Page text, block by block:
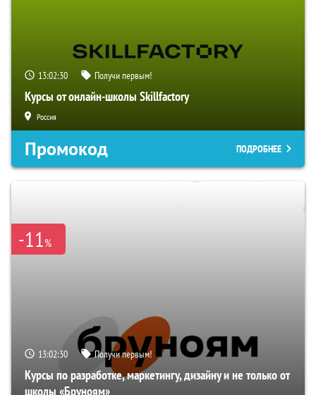
13:02:29 Получи первым!
Курсы от онлайн-школы Skillfactory
Россия
Промокод ПОДРОБНЕЕ
-11%
13:02:29 Получи первым!
Курсы по разработке, маркетингу, дизайну и не только от
школы «Бруноям»